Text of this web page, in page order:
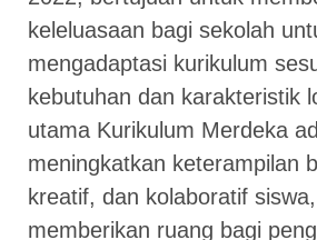
keleluasaan bagi sekolah
mengadaptasi kurikulum
kebutuhan dan karakteristik
utama Kurikulum Merdeka
meningkatkan keterampilan
kreatif, dan kolaboratif
memberikan ruang bagi